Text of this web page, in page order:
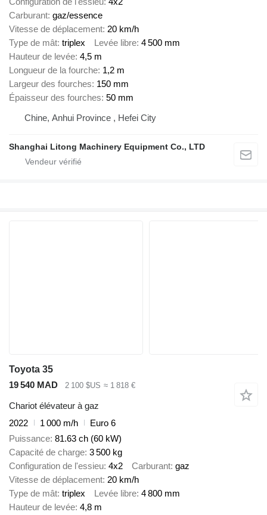
Carburant gaz/essence
Vitesse de déplacement 20 km/h
Type de mât triplex Levée libre 4 500 mm
Hauteur de levée 4,5 m
Longueur de la fourche 1,2 m
Largeur des fourches 150 mm
Épaisseur des fourches 50 mm
Chine, Anhui Province , Hefei City
Shanghai Litong Machinery Equipment Co., LTD
Toyota 35
19 540 MAD
2 100 $US ≈ 1 818 €
Chariot élévateur à gaz
2022
1 000 m/h
Euro 6
Puissance 81.63 ch (60 kW)
Capacité de charge 3 500 kg
Configuration de l'essieu 4x2 Carburant gaz
Vitesse de déplacement 20 km/h
Type de mât triplex Levée libre 4 800 mm
Hauteur de levée 4,8 m